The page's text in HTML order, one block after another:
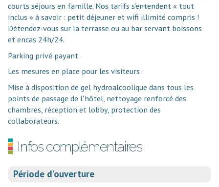
courts séjours en famille. Nos tarifs s’entendent « tout
inclus » à savoir : petit déjeuner et wifi illimité compris !
Détendez-vous sur la terrasse ou au bar servant boissons
et encas 24h/24.
Parking privé payant.
Les mesures en place pour les visiteurs :
Mise à disposition de gel hydroalcoolique dans tous les
points de passage de l'hôtel, nettoyage renforcé des
chambres, réception et lobby, protection des
collaborateurs.
Infos complémentaires
Période d'ouverture